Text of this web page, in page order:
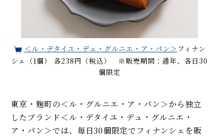
＜ル・デタイユ・デュ・グルニエ・ア・パン＞ フィナン
シェ（1個） 各238円（税込） ※販売期間：通年、各日30
個限定
東京・麹町の＜ル・グルニエ・ア・パン＞から独立
したブランド＜ル・デタイユ・デュ・グルニエ・
ア・パン＞では、毎日30個限定でフィナンシェを販